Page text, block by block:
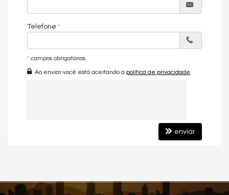
05 Banheiros
02 Vagas de garagem privativa
Mobiliado e Equipado
Living amplo
Cozinha
Salão de festas
Brinquedoteca
Telefone
* campos obrigatórios
Ao enviar você está aceitando a política de privacidade
enviar